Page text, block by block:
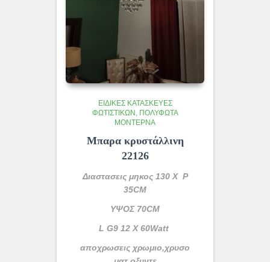
ΕΙΔΙΚΈΣ ΚΑΤΑΣΚΕΥΈΣ
ΦΩΤΙΣΤΙΚΏΝ
ΠΟΛΎΦΩΤΑ
ΜΟΝΤΈΡΝΑ
Μπαρα κρυστάλλινη
22126
Διαστασεις μηκος 130 Χ P
35CM
ΥΨΟΣ 70CM
L G9 12 X 60Watt
αποχρωσεις χρωμιο,χρυσο